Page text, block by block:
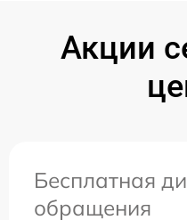
Акции
Бесплатная
обращения